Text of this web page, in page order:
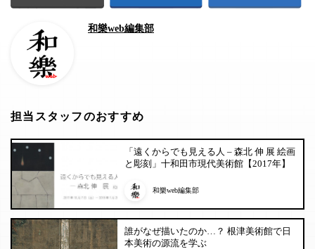
和樂web編集部
担当スタッフのおすすめ
「遠くからでも見える人 – 森北 伸 展 絵画
と彫刻」十和田市現代美術館【2017年】
和樂web編集部
誰がなぜ描いたのか…？ 根津美術館で日
本美術の源流を学ぶ